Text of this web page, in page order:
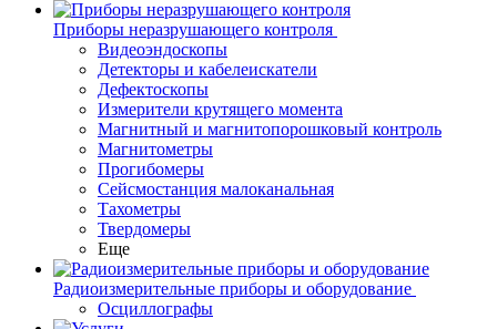
Приборы неразрушающего контроля
Видеоэндоскопы
Детекторы и кабелеискатели
Дефектоскопы
Измерители крутящего момента
Магнитный и магнитопорошковый контроль
Магнитометры
Прогибомеры
Сейсмостанция малоканальная
Тахометры
Твердомеры
Еще
Радиоизмерительные приборы и оборудование
Осциллографы